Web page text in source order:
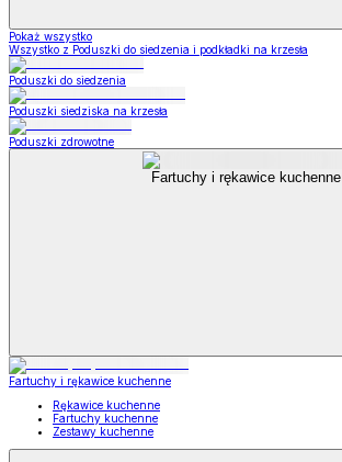
Pokaż wszystko
Wszystko z Poduszki do siedzenia i podkładki na krzesła
Poduszki do siedzenia
Poduszki siedziska na krzesła
Poduszki zdrowotne
Fartuchy i rękawice kuchenne
Fartuchy i rękawice kuchenne
Rękawice kuchenne
Fartuchy kuchenne
Zestawy kuchenne